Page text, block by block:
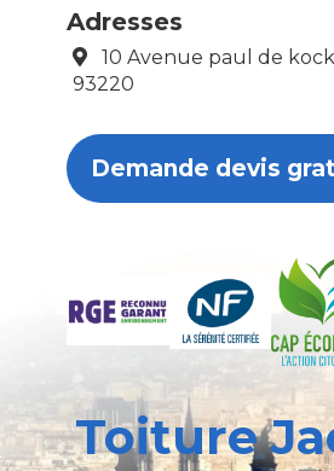
Adresses
10 Avenue paul de
93220
Demande devis
Toiture